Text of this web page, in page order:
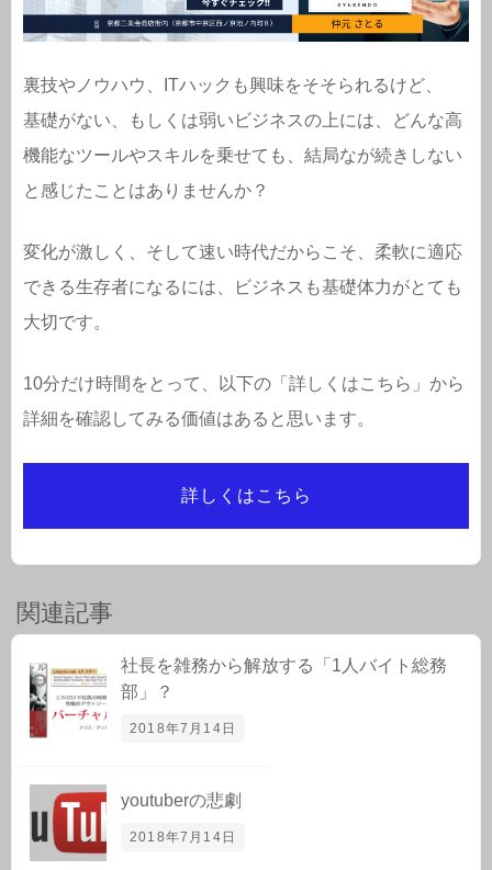
裏技やノウハウ、ITハックも興味をそそられるけど、
基礎がない、もしくは弱いビジネスの上には、どんな高
機能なツールやスキルを乗せても、結局なが続きしない
と感じたことはありませんか？
変化が激しく、そして速い時代だからこそ、柔軟に適応
できる生存者になるには、ビジネスも基礎体力がとても
大切です。
10分だけ時間をとって、以下の「詳しくはこちら」から
詳細を確認してみる価値はあると思います。
詳しくはこちら
関連記事
社長を雑務から解放する「1人バイト総務
部」？
2018年7月14日
youtuberの悲劇
2018年7月14日